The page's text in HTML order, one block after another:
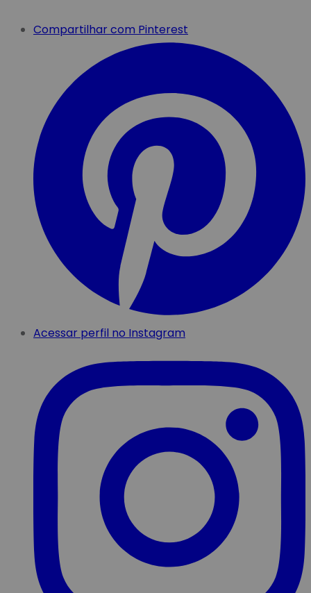
Compartilhar com Pinterest
Acessar perfil no Instagram